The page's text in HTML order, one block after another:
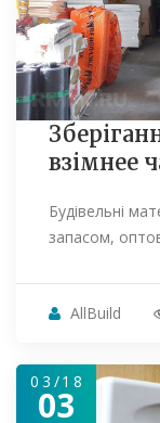
взімнее
Будівельні
запасом,
AllBuild
03/18
03